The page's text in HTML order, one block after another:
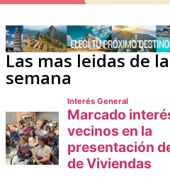
Las mas leidas de la
semana